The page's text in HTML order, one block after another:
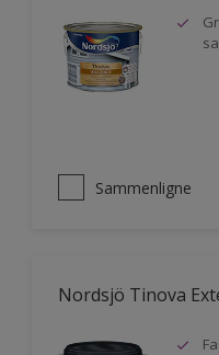
Sammenligne
Nordsjö Tinova